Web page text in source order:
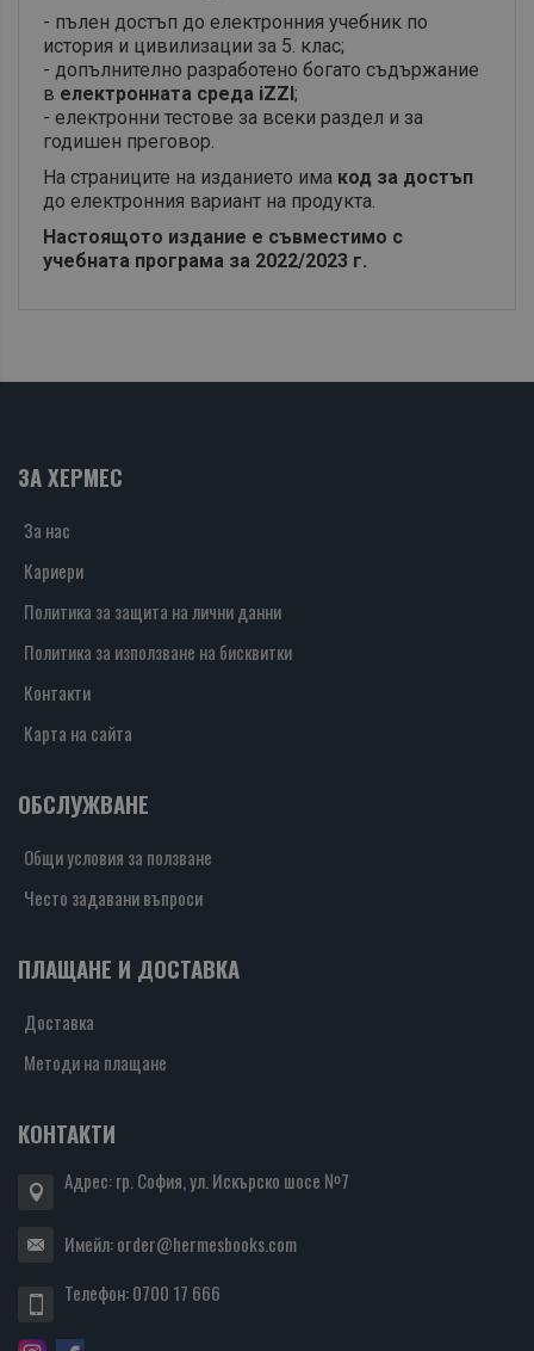
- пълен достъп до електронния учебник по
история и цивилизации за 5. клас;
- допълнително разработено богато съдържание
в електронната среда iZZI ;
- електронни тестове за всеки раздел и за
годишен преговор.
На страниците на изданието има код за достъп
до електронния вариант на продукта.
Настоящото издание е съвместимо с
учебната програма за 2022/2023 г.
ЗА ХЕРМЕС
За нас
Кариери
Политика за защита на лични данни
Политика за използване на бисквитки
Контакти
Карта на сайта
ОБСЛУЖВАНЕ
Общи условия за ползване
Често задавани въпроси
ПЛАЩАНЕ И ДОСТАВКА
Доставка
Методи на плащане
КОНТАКТИ
Адрес: гр. София, ул. Искърско шосе №7
Имейл:order@hermesbooks.com
Телефон:0700 17 666